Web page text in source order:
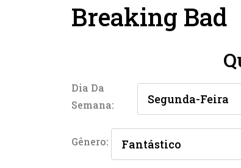
Breaking Bad
Dia Da
Semana:
Gênero: